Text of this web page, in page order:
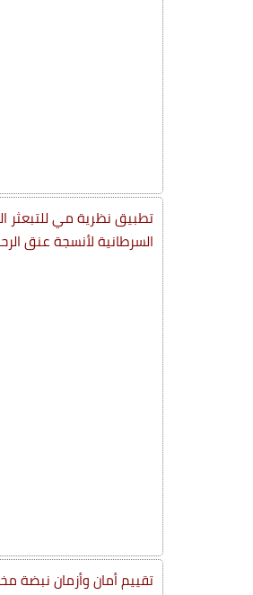
تطبيق نظرية مي للتبعثر
السرطانية لأنسجة عنق
تقييم أمان وأزمان نبضة